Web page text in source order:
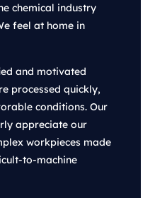
chemical industry
feel at home in
and motivated
processed quickly,
conditions. Our
appreciate our
workpieces made
to-machine